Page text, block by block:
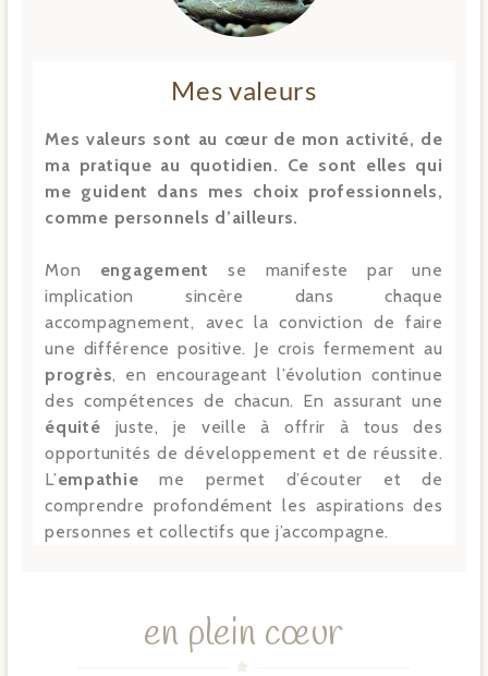
Mes valeurs
Mes valeurs sont au cœur de mon activité, de
ma pratique au quotidien. Ce sont elles qui
me guident dans mes choix professionnels,
comme personnels d’ailleurs.
Mon engagement se manifeste par une
implication sincère dans chaque
accompagnement, avec la conviction de faire
une différence positive. Je crois fermement au
progrès, en encourageant l’évolution continue
des compétences de chacun. En assurant une
équité juste, je veille à offrir à tous des
opportunités de développement et de réussite.
L’empathie me permet d’écouter et de
comprendre profondément les aspirations des
personnes et collectifs que j’accompagne.
en plein cœur